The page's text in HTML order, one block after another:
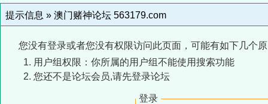
提示信息 » 澳门赌神论坛 563179.com
您没有登录或者您没有权限访问此页面，可能有如下几个
用户组权限：你所属的用户组不能使用搜索功能
您还不是论坛会员,请先登录论坛
登录